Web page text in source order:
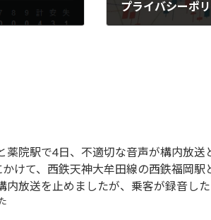
プライバシーポ
薬院駅で4日、不適切な音声が構内放
けて、西鉄天神大牟田線の西鉄福岡
放送を止めましたが、乗客が録音した